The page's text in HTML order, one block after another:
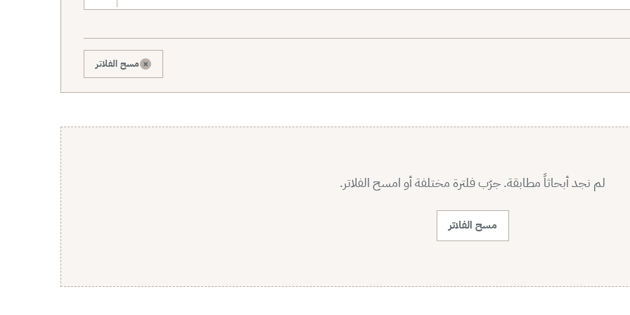
× مسح الفلاتر
لم نجد أبحاثاً مطابقة. جرّب فلترة مختلفة أو امسح الفلاتر.
مسح الفلاتر